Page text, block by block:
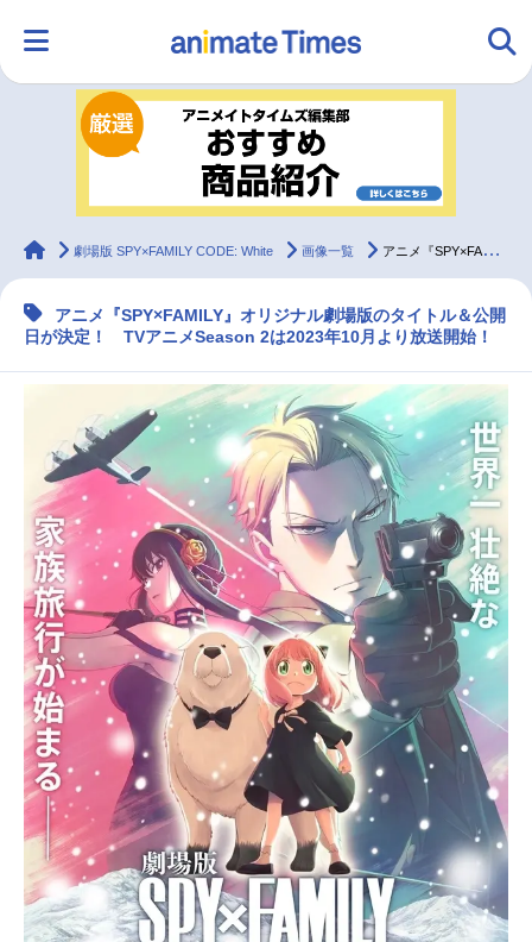
ランキング アニメ
ラジオ
マンガ・ラノベ ゲーム・アプリ 音楽 コスプレ
配信・Vtuber トレンド 無料マンガ
最新記事一覧
アニメ記事一覧 声優記事一覧
アニメ映画一覧 実写化映画一覧
今期アニメ曜日別一覧
春アニメ 夏アニメ
秋アニメ 冬アニメ
男性声優/女性声優一覧
FOLLOW US
animateTimes
劇場版 SPY×FAMILY CODE: White 画像一覧 アニメ『SPY×FAMILY』オリジナル劇場版12/22公開
アニメ『SPY×FAMILY』オリジナル劇場版のタイトル＆公開
日が決定！ TVアニメSeason 2は2023年10月より放送開始！